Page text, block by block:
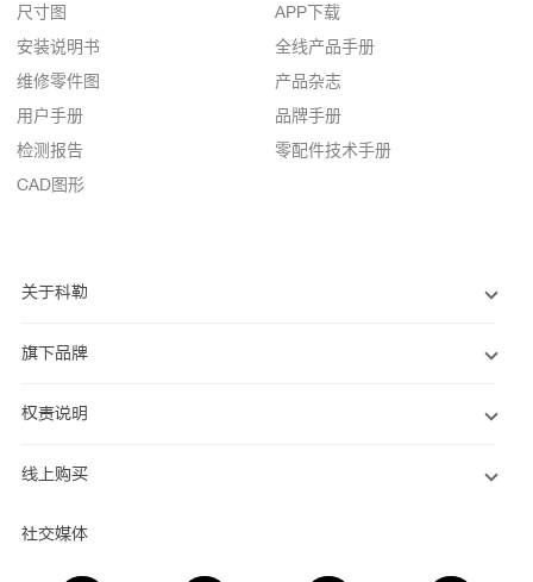
尺寸图
安装说明书
维修零件图
用户手册
检测报告
CAD图形
APP下载
全线产品手册
产品杂志
品牌手册
零配件技术手册
关于科勒
旗下品牌
权责说明
线上购买
社交媒体